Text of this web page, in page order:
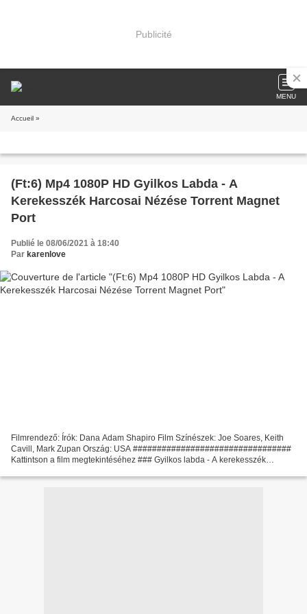
Publicité
MENU
Accueil »
(Ft:6) Mp4 1080P HD Gyilkos Labda - A
Kerekesszék Harcosai Nézése Torrent Magnet
Port
Publié le 08/06/2021 à 18:40
Par karenlove
Filmrendező: Írók: Dana Adam Shapiro Film Színészek: Joe Soares, Keith
Cavill, Mark Zupan Ország: USA #################################
Kattintson a film megtekintéséhez ### Gyilkos labda - A kerekesszék